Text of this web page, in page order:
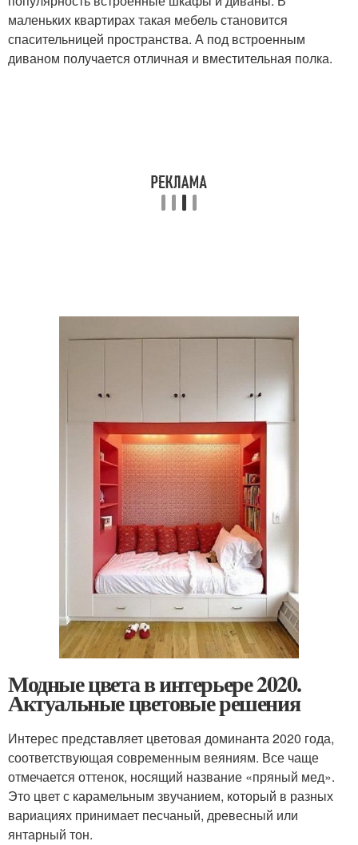
маленьких квартирах такая мебель становится
спасительницей пространства. А под встроенным
диваном получается отличная и вместительная полка.
Модные цвета в интерьере 2020.
Актуальные цветовые решения
Интерес представляет цветовая доминанта 2020 года,
соответствующая современным веяниям. Все чаще
отмечается оттенок, носящий название «пряный мед».
Это цвет с карамельным звучанием, который в разных
вариациях принимает песчаный, древесный или
янтарный тон.